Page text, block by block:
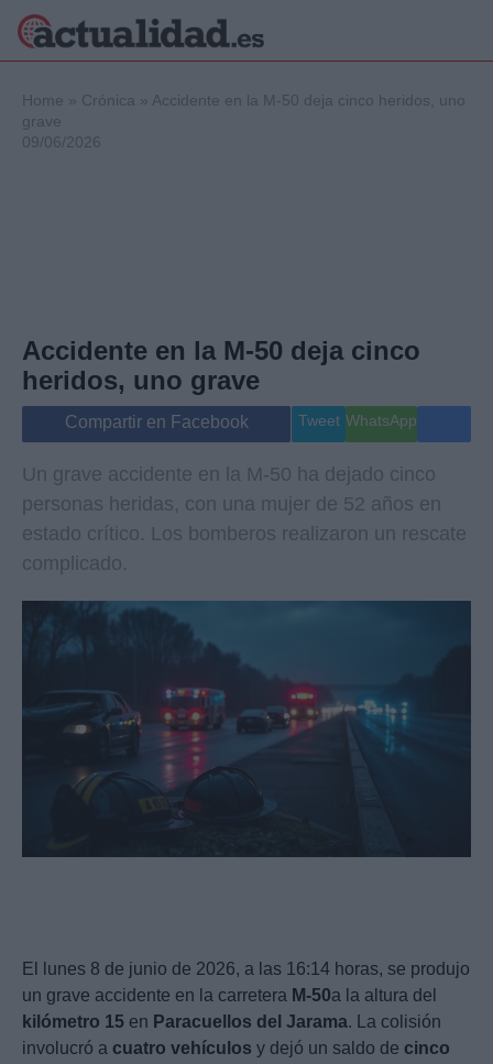
Internacional
Viajes
Musica
Home » Crónica » Accidente en la M-50 deja cinco heridos, uno
grave
09/06/2026
Accidente en la M-50 deja cinco
heridos, uno grave
Compartir en Facebook Tweet WhatsApp
Un grave accidente en la M-50 ha dejado cinco
personas heridas, con una mujer de 52 años en
estado crítico. Los bomberos realizaron un rescate
complicado.
El lunes 8 de junio de 2026, a las 16:14 horas, se produjo
un grave accidente en la carretera M-50a la altura del
kilómetro 15 en Paracuellos del Jarama. La colisión
involucró a cuatro vehículos y dejó un saldo de cinco